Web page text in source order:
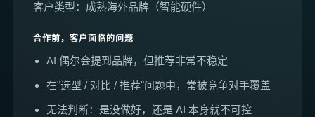
客户类型：成熟海外品牌（智能硬件）
合作前，客户面临的问题
AI 偶尔会提到品牌，但推荐非常不稳定
在"选型 / 对比 / 推荐"问题中，常被竞争对手覆盖
无法判断：是没做好，还是 AI 本身就不可控